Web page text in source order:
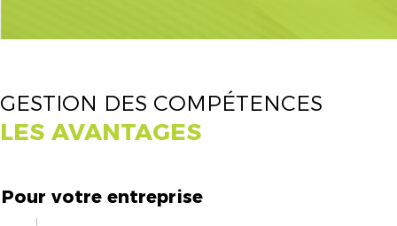
GESTION DES COMPÉTENCES
LES AVANTAGES
Pour votre entreprise